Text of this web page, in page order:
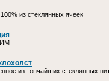
из стеклянных ячеек
из тончайших стеклянных